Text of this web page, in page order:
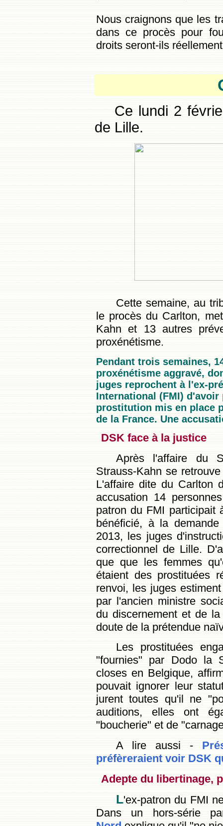
Nous craignons que les
dans ce procès pour
droits seront-ils
Ce lundi 2
de Lille.
Cette semaine, au
le procès du Carlton,
Kahn et 13 autres
proxénétisme.
Pendant trois semaines,
proxénétisme aggravé,
juges reprochent à l'ex-
International (FMI)
prostitution mis en place
de la France. Une
DSK face à la justice
Après l'affaire du
Strauss-Kahn se
L'affaire dite du Carlton
accusation 14
patron du FMI participait
bénéficié, à la
2013, les juges
correctionnel de Lille.
que que les femmes
étaient des prostituées
renvoi, les juges
par l'ancien ministre
du discernement et de
doute de la prétendue
Les prostituées
"fournies" par Dodo la
closes en Belgique,
pouvait ignorer leur
jurent toutes qu'il ne
auditions, elles ont
"boucherie" et de
A lire aussi -
préfèreraient voir DSK
Adepte du libertinage,
L'ex-patron du FMI
Dans un hors-série